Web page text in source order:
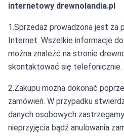
internetowy drewnolandia.pl
1.Sprzedaż prowadzona jest za
Internet. Wszelkie informacje
można znaleźć na stronie
skontaktować się telefonicznie.
2.Zakupu można dokonać
zamówień. W przypadku
danych osobowych
nieprzyjęcia bądź anulowania